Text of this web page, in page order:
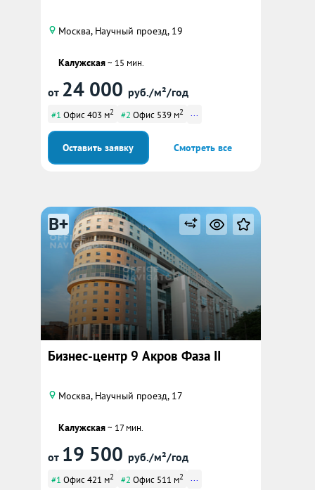
Москва, Научный проезд, 19
Калужская~ 15 мин.
от 24 000 руб./м²/год
#1 Офис 403 м2 #2 Офис 539 м2 ...
Оставить заявку Смотреть все
B+
Бизнес-центр 9 Акров Фаза II
Москва, Научный проезд, 17
Калужская~ 17 мин.
от 19 500 руб./м²/год
#1 Офис 421 м2 #2 Офис 511 м2 ...